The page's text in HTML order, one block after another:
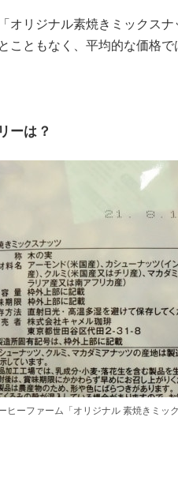
オリジナル素焼きミックス
こともなく、平均的な価格
ーは？
ヒーファーム「オリジナル 素焼きミッ